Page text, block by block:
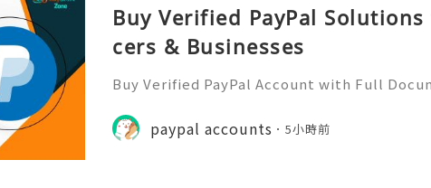
Buy Verified PayPal
cers & Businesses
Buy Verified PayPal Account with Full
m: @BuySmmZone ✅ Skype: BuySmmZone
paypal accounts 5小時前